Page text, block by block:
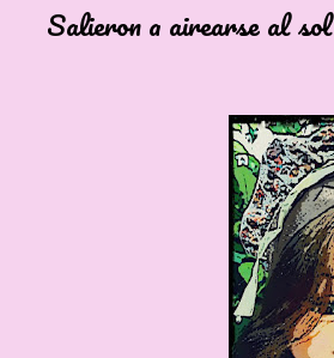
Salieron a airearse al sol
LAS MUÑECAS